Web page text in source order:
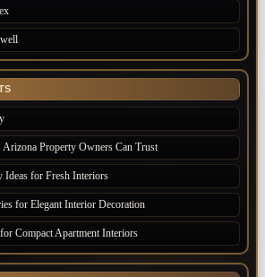
Property Owners Can Trust
Ideas for Fresh Interiors
for Elegant Interior Decoration
Compact Apartment Interiors